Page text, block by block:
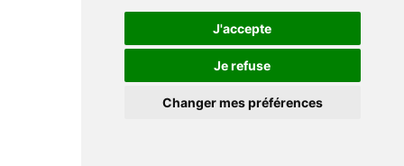
J'accepte
Je refuse
Changer mes préférences